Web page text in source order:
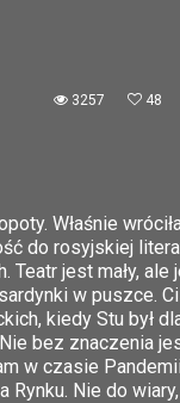
3257 48
Właśnie
do rosyjskiej
Teatr jest mały, ale
w puszce.
kiedy Stu był
bez znaczenia
w czasie
Nie do